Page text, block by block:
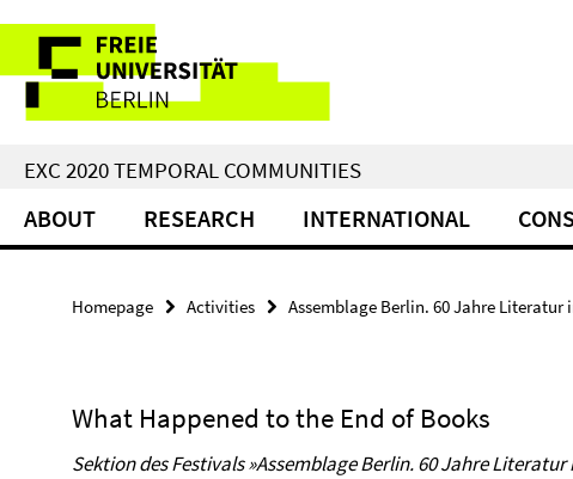
direkt
zu
Inhalt
Service
Navigation
EXC 2020 TEMPORAL COMMUNITIES
ABOUT RESEARCH INTERNATIONAL
Homepage Activities Assemblage Berlin. 60 Jahre Literatur
What Happened to the End of Books
Sektion des Festivals »Assemblage Berlin. 60 Jahre